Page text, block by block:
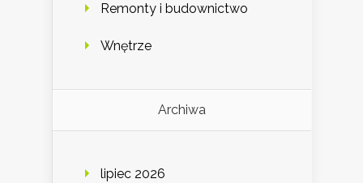
Remonty i budownictwo
Wnętrze
Archiwa
lipiec 2026